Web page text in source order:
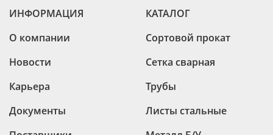
ИНФОРМАЦИЯ
О компании
Новости
Карьера
Документы
КАТАЛОГ
Сортовой прокат
Сетка сварная
Трубы
Листы стальные